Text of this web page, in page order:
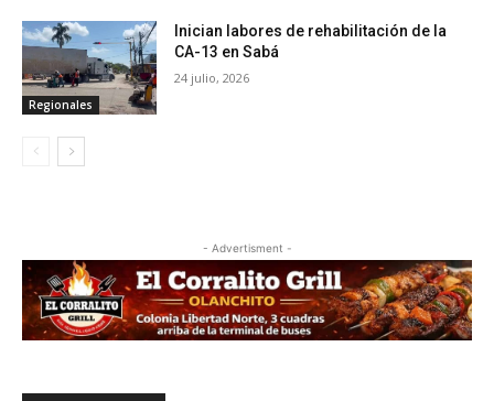
Regionales
Inician labores de rehabilitación de la
CA-13 en Sabá
24 julio, 2026
- Advertisment -